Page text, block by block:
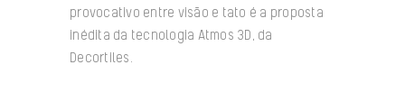
provocativo entre visão e tato é a proposta
inédita da tecnologia Atmos 3D, da
Decortiles.